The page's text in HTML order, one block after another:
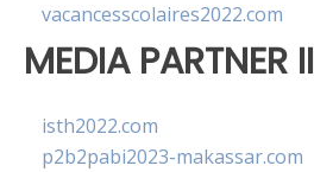
vacancesscolaires2022.com
MEDIA PARTNER II
isth2022.com
p2b2pabi2023-makassar.com